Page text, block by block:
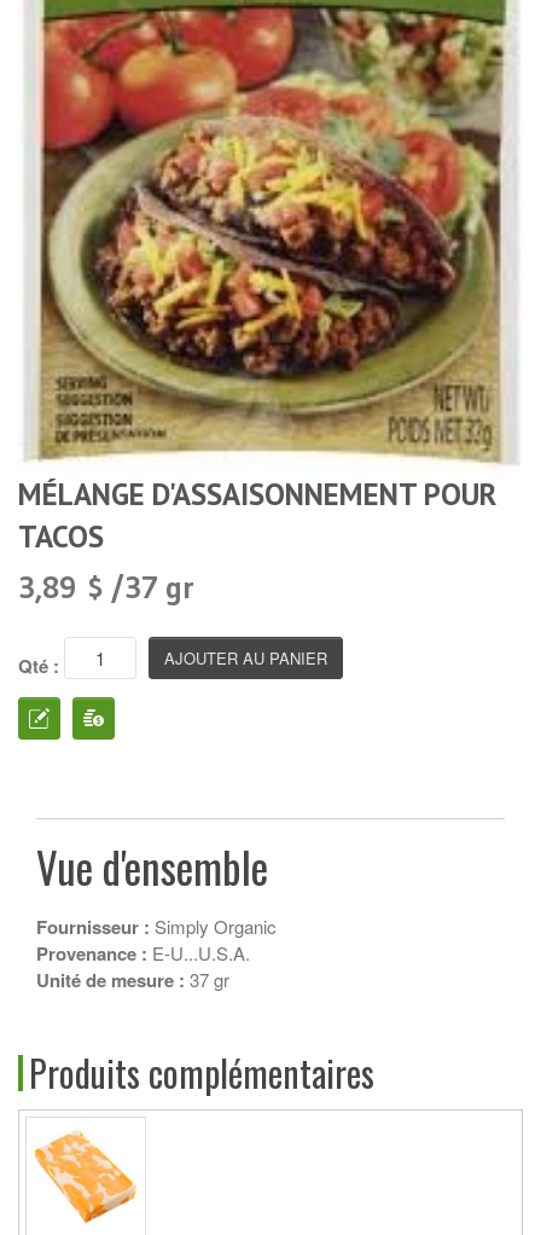
MÉLANGE D'ASSAISONNEMENT POUR
TACOS
3,89 $ /37 gr
Qté :
Vue d'ensemble
Fournisseur : Simply Organic
Provenance : E-U...U.S.A.
Unité de mesure : 37 gr
Produits complémentaires